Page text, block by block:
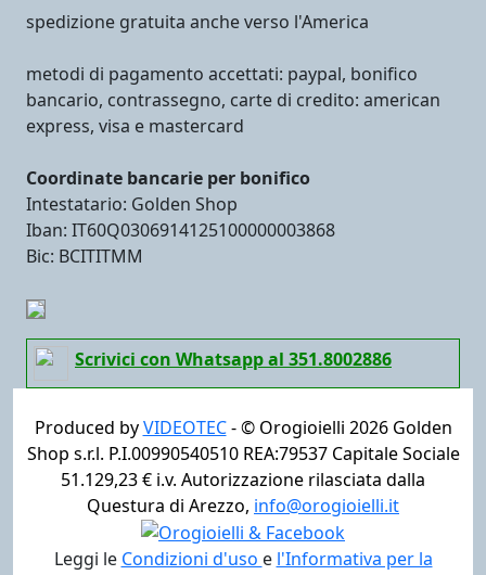
spedizione gratuita anche verso l'America
metodi di pagamento accettati: paypal, bonifico
bancario, contrassegno, carte di credito: american
express, visa e mastercard
Coordinate bancarie per bonifico
Intestatario: Golden Shop
Iban: IT60Q0306914125100000003868
Bic: BCITITMM
Scrivici con Whatsapp al 351.8002886
Produced byVIDEOTEC - © Orogioielli 2026Golden
Shop s.r.l. P.I.00990540510 REA:79537 Capitale Sociale
51.129,23 € i.v. Autorizzazione rilasciata dalla
Questura di Arezzo, info@orogioielli.it
Leggi le Condizioni d'uso e l'Informativa per la